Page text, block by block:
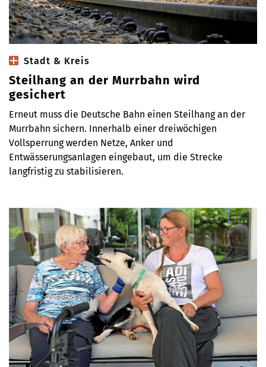
Stadt & Kreis
Steilhang an der Murrbahn wird
gesichert
Erneut muss die Deutsche Bahn einen Steilhang an der
Murrbahn sichern. Innerhalb einer dreiwöchigen
Vollsperrung werden Netze, Anker und
Entwässerungsanlagen eingebaut, um die Strecke
langfristig zu stabilisieren.